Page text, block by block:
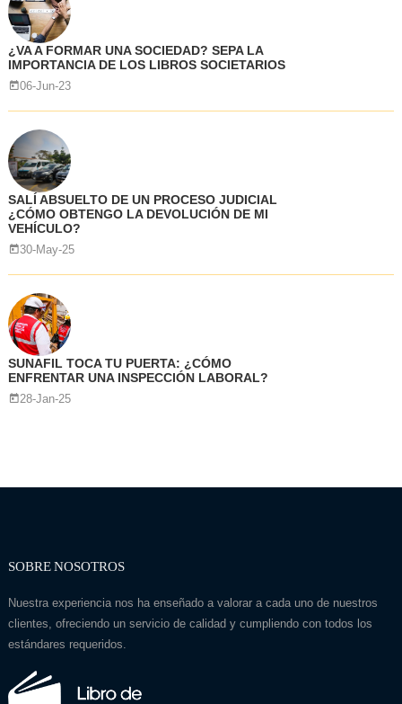
¿VA A FORMAR UNA SOCIEDAD? SEPA LA
IMPORTANCIA DE LOS LIBROS SOCIETARIOS
06-Jun-23
SALÍ ABSUELTO DE UN PROCESO JUDICIAL
¿CÓMO OBTENGO LA DEVOLUCIÓN DE MI
VEHÍCULO?
30-May-25
SUNAFIL TOCA TU PUERTA: ¿CÓMO
ENFRENTAR UNA INSPECCIÓN LABORAL?
28-Jan-25
SOBRE NOSOTROS
Nuestra experiencia nos ha enseñado a valorar a cada uno de nuestros
clientes, ofreciendo un servicio de calidad y cumpliendo con todos los
estándares requeridos.